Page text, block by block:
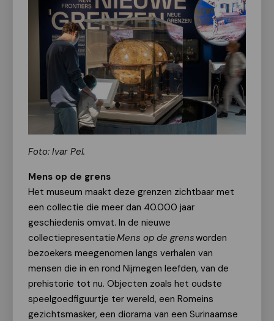
Foto: Ivar Pel.
Mens op de grens
Het museum maakt deze grenzen zichtbaar met
een collectie die meer dan 40.000 jaar
geschiedenis omvat. In de nieuwe
collectiepresentatieMens op de grensworden
bezoekers meegenomen langs verhalen van
mensen die in en rond Nijmegen leefden, van de
prehistorie tot nu. Objecten zoals het oudste
speelgoedfiguurtje ter wereld, een Romeins
gezichtsmasker, een diorama van een Surinaamse